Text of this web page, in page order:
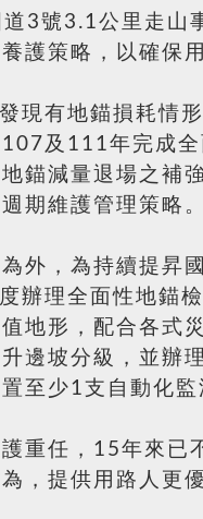
3號3.1公里走山
護策略，以確保
現有地錨損耗情
及111年完成
錨減量退場之補
期維護管理策略。
外，為持續提昇
辦理全面性地錨
地形，配合各式
邊坡分級，並辦
至少1支自動化
重任，15年來已
，提供用路人更